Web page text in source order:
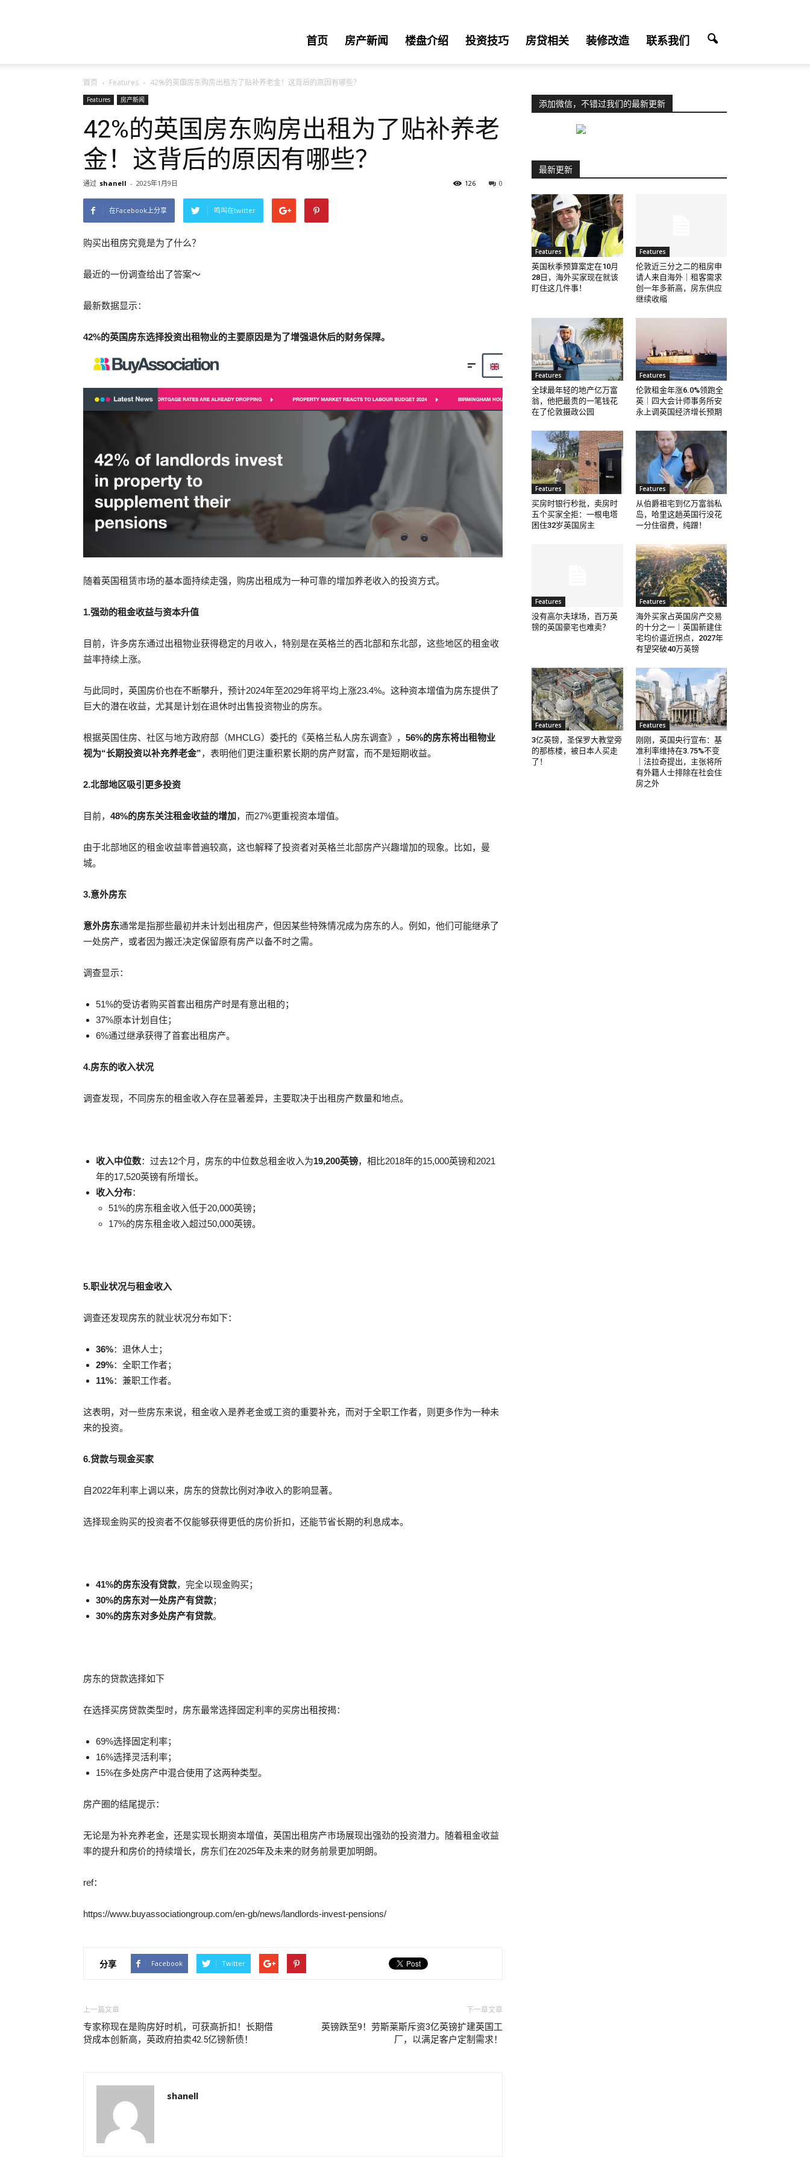
国
房
产
首页 房产新闻 楼盘介绍 投资技巧 房贷相关 装修改造 联系我们
首页 Features 42%的英国房东购房出租为了贴补养老金！这背后的原因有哪些？
Features 房产新闻
42%的英国房东购房出租为了贴补养老
金！这背后的原因有哪些？
通过 shanell - 2025年1月9日 0
126
在Facebook上分享 鸣叫在twitter
购买出租房究竟是为了什么？
最近的一份调查给出了答案～
最新数据显示：
42%的英国房东选择投资出租物业的主要原因是为了增强退休后的财务保障。
随着英国租赁市场的基本面持续走强，购房出租成为一种可靠的增加养老收入的投资方式。
1.强劲的租金收益与资本升值
目前，许多房东通过出租物业获得稳定的月收入，特别是在英格兰的西北部和东北部，这些地区的租金收
益率持续上涨。
与此同时，英国房价也在不断攀升，预计2024年至2029年将平均上涨23.4%。这种资本增值为房东提供了
巨大的潜在收益，尤其是计划在退休时出售投资物业的房东。
根据英国住房、社区与地方政府部（MHCLG）委托的《英格兰私人房东调查》， 56%的房东将出租物业
视为“长期投资以补充养老金”，表明他们更注重积累长期的房产财富，而不是短期收益。
2.北部地区吸引更多投资
目前， 48%的房东关注租金收益的增加，而27%更重视资本增值。
由于北部地区的租金收益率普遍较高，这也解释了投资者对英格兰北部房产兴趣增加的现象。比如，曼
城。
3.意外房东
意外房东通常是指那些最初并未计划出租房产，但因某些特殊情况成为房东的人。例如，他们可能继承了
一处房产，或者因为搬迁决定保留原有房产以备不时之需。
调查显示：
51%的受访者购买首套出租房产时是有意出租的；
37%原本计划自住；
6%通过继承获得了首套出租房产。
4.房东的收入状况
调查发现，不同房东的租金收入存在显著差异，主要取决于出租房产数量和地点。
收入中位数：过去12个月，房东的中位数总租金收入为19,200英镑，相比2018年的15,000英镑和2021
年的17,520英镑有所增长。
收入分布：
51%的房东租金收入低于20,000英镑；
17%的房东租金收入超过50,000英镑。
5.职业状况与租金收入
调查还发现房东的就业状况分布如下：
36%：退休人士；
29%：全职工作者；
11%：兼职工作者。
这表明，对一些房东来说，租金收入是养老金或工资的重要补充，而对于全职工作者，则更多作为一种未
来的投资。
6.贷款与现金买家
自2022年利率上调以来，房东的贷款比例对净收入的影响显著。
选择现金购买的投资者不仅能够获得更低的房价折扣，还能节省长期的利息成本。
41%的房东没有贷款，完全以现金购买；
30%的房东对一处房产有贷款；
30%的房东对多处房产有贷款。
房东的贷款选择如下
在选择买房贷款类型时，房东最常选择固定利率的买房出租按揭：
69%选择固定利率；
16%选择灵活利率；
15%在多处房产中混合使用了这两种类型。
房产圈的结尾提示：
无论是为补充养老金，还是实现长期资本增值，英国出租房产市场展现出强劲的投资潜力。随着租金收益
率的提升和房价的持续增长，房东们在2025年及未来的财务前景更加明朗。
ref：
https://www.buyassociationgroup.com/en-gb/news/landlords-invest-pensions/
分享 Facebook Twitter
上一篇文章
专家称现在是购房好时机，可获高折扣！长期借
贷成本创新高，英政府拍卖42.5亿镑新债！
下一章文章
英镑跌至9！劳斯莱斯斥资3亿英镑扩建英国工
厂，以满足客户定制需求！
shanell
添加微信，不错过我们的最新更新
最新更新
Features
英国秋季预算案定在10月
28日，海外买家现在就该
盯住这几件事！
Features
伦敦近三分之二的租房申
请人来自海外｜租客需求
创一年多新高，房东供应
继续收缩
Features
全球最年轻的地产亿万富
翁，他把最贵的一笔钱花
在了伦敦摄政公园
Features
伦敦租金年涨6.0%领跑全
英｜四大会计师事务所安
永上调英国经济增长预期
Features
买房时银行秒批，卖房时
五个买家全拒：一根电塔
困住32岁英国房主
Features
从伯爵祖宅到亿万富翁私
岛，哈里这趟英国行没花
一分住宿费，纯蹭！
Features
没有高尔夫球场，百万英
镑的英国豪宅也难卖？
Features
海外买家占英国房产交易
的十分之一｜英国新建住
宅均价逼近拐点，2027年
有望突破40万英镑
Features
3亿英镑，圣保罗大教堂旁
的那栋楼，被日本人买走
了！
Features
刚刚，英国央行宣布：基
准利率维持在3.75%不变
｜法拉奇提出，主张将所
有外籍人士排除在社会住
房之外